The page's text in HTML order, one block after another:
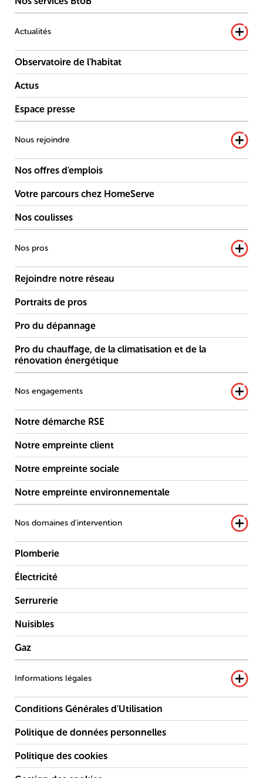
Actualités
Observatoire de l'habitat
Actus
Espace presse
Nous rejoindre
Nos offres d'emplois
Votre parcours chez HomeServe
Nos coulisses
Nos pros
Rejoindre notre réseau
Portraits de pros
Pro du dépannage
Pro du chauffage, de la climatisation et de la
rénovation énergétique
Nos engagements
Notre démarche RSE
Notre empreinte client
Notre empreinte sociale
Notre empreinte environnementale
Nos domaines d'intervention
Plomberie
Électricité
Serrurerie
Nuisibles
Gaz
Informations légales
Conditions Générales d'Utilisation
Politique de données personnelles
Politique des cookies